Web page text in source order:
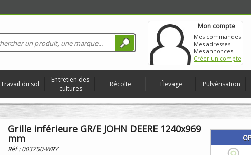
Mon compte
Mes commandes
Mes adresses
Mes annonces
Créer un compte
Travail du sol
Entretien des
cultures
Récolte Élevage Pulvérisation
Grille inférieure GR/E JOHN DEERE 1240x969
mm
Réf :003750-WRY